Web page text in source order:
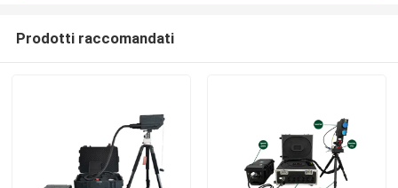
Prodotti raccomandati